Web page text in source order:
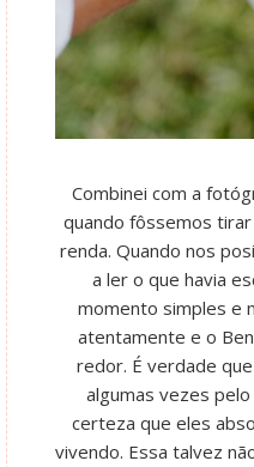
Combinei com a
quando fôssemos
renda. Quando nos
a ler o que havia
momento simples e
atentamente e o
redor. É verdade
algumas vezes
certeza que eles
vivendo. Essa talvez